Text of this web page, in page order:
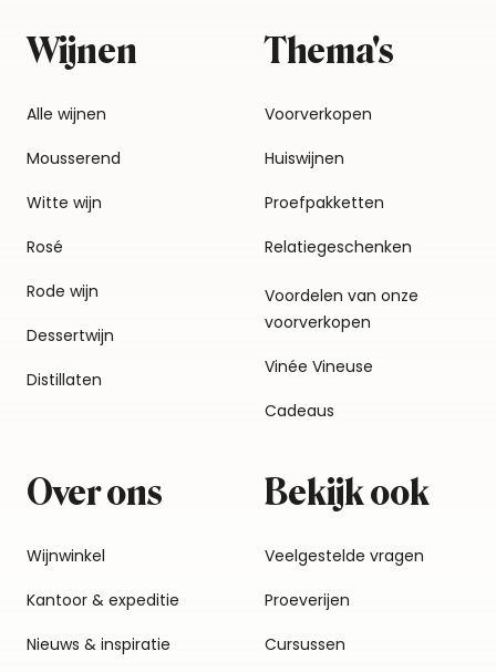
Wijnen
Alle wijnen
Mousserend
Witte wijn
Rosé
Rode wijn
Dessertwijn
Distillaten
Thema's
Voorverkopen
Huiswijnen
Proefpakketten
Relatiegeschenken
Voordelen van onze
voorverkopen
Vinée Vineuse
Cadeaus
Over ons
Wijnwinkel
Kantoor & expeditie
Nieuws & inspiratie
Bekijk ook
Veelgestelde vragen
Proeverijen
Cursussen